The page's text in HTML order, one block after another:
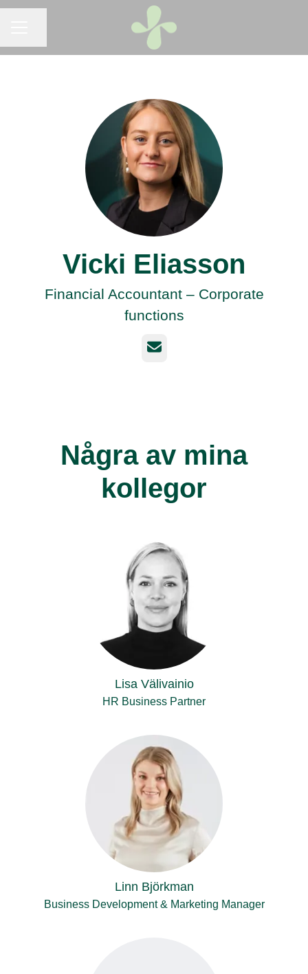
Vicki Eliasson
Financial Accountant – Corporate
functions
E-post
Några av mina
kollegor
Lisa Välivainio
HR Business Partner
Linn Björkman
Business Development & Marketing Manager